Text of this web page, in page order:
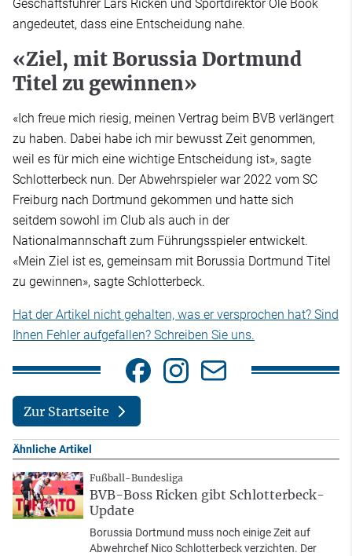
Geschäftsführer Lars Ricken und Sportdirektor Ole Book
angedeutet, dass eine Entscheidung nahe.
«Ziel, mit Borussia Dortmund
Titel zu gewinnen»
«Ich freue mich riesig, meinen Vertrag beim BVB verlängert
zu haben. Dabei habe ich mir bewusst Zeit genommen,
weil es für mich eine wichtige Entscheidung ist», sagte
Schlotterbeck nun. Der Abwehrspieler war 2022 vom SC
Freiburg nach Dortmund gekommen und hatte sich
seitdem sowohl im Club als auch in der
Nationalmannschaft zum Führungsspieler entwickelt.
«Mein Ziel ist es, gemeinsam mit Borussia Dortmund Titel
zu gewinnen», sagte Schlotterbeck.
Hat der Artikel nicht gehalten, was er versprochen hat? Sind
Ihnen Fehler aufgefallen? Schreiben Sie uns.
Zur Startseite
Ähnliche Artikel
Fußball-Bundesliga
BVB-Boss Ricken gibt Schlotterbeck-
Update
Borussia Dortmund muss noch einige Zeit auf
Abwehrchef Nico Schlotterbeck verzichten. Der